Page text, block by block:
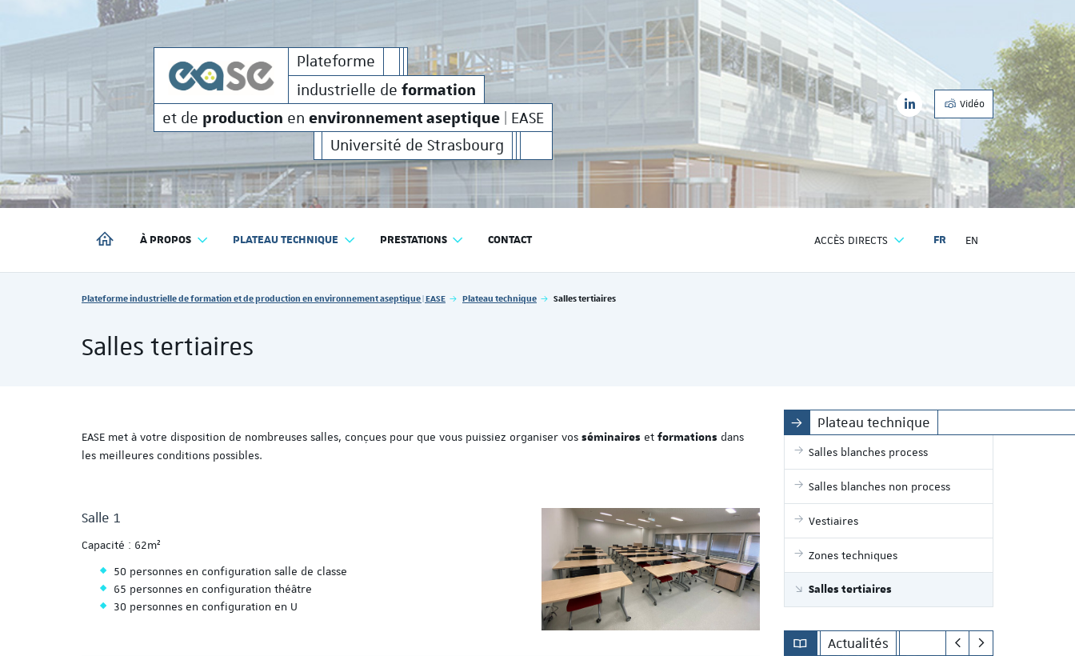
Plateformeindustrielle deformation et deproductionenenvironnement aseptique
| EASE
industrielle de formation
et de production en environnement aseptique | EASE
Université de Strasbourg
LinkedIn
Vidéo
PLATEFORME INDUSTRIELLE DE FORMATION ET DE PRODUCTION EN ENVIRONNEMENT ASEPTIQUE | EASE
À PROPOS PLATEAU TECHNIQUE PRESTATIONS CONTACT ACCÈS DIRECTS FR EN
Plateforme enenvironnement aseptique| EASE LinkedIn
Vous êtes ici :
Plateforme industrielle de formation et de production en environnement aseptique | EASE Plateau technique Salles tertiaires
Salles tertiaires
EASE met à votre disposition de nombreuses salles, conçues pour que vous puissiez organiser vos séminaires et formations dans
les meilleures conditions possibles.
Salle 1
Capacité : 62m²
50 personnes en configuration salle de classe
65 personnes en configuration théâtre
30 personnes en configuration en U
Plateau technique
Salles blanches process
Salles blanches non process
Vestiaires
Zones techniques
Salles tertiaires
Actualités